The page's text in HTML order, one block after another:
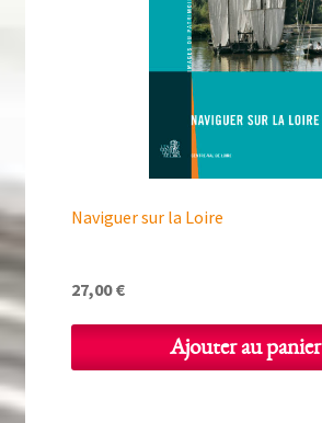
Naviguer sur la Loire
27,00€
Ajouter au panier